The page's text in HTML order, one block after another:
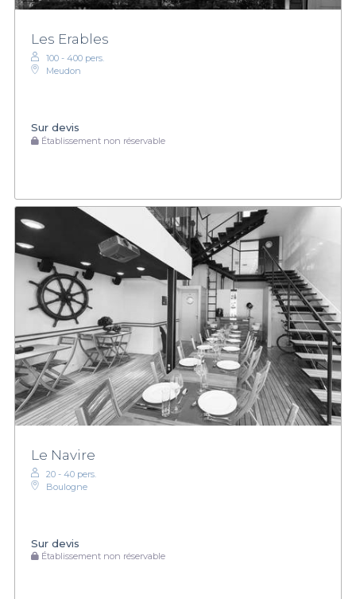
Les Erables
100 - 400 pers.
Meudon
Sur devis
Établissement non réservable
Le Navire
20 - 40 pers.
Boulogne
Sur devis
Établissement non réservable